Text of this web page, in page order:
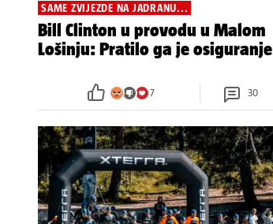
SAME ZVIJEZDE NA JADRANU...
Bill Clinton u provodu u Malom
Lošinju: Pratilo ga je osiguranje
7 30